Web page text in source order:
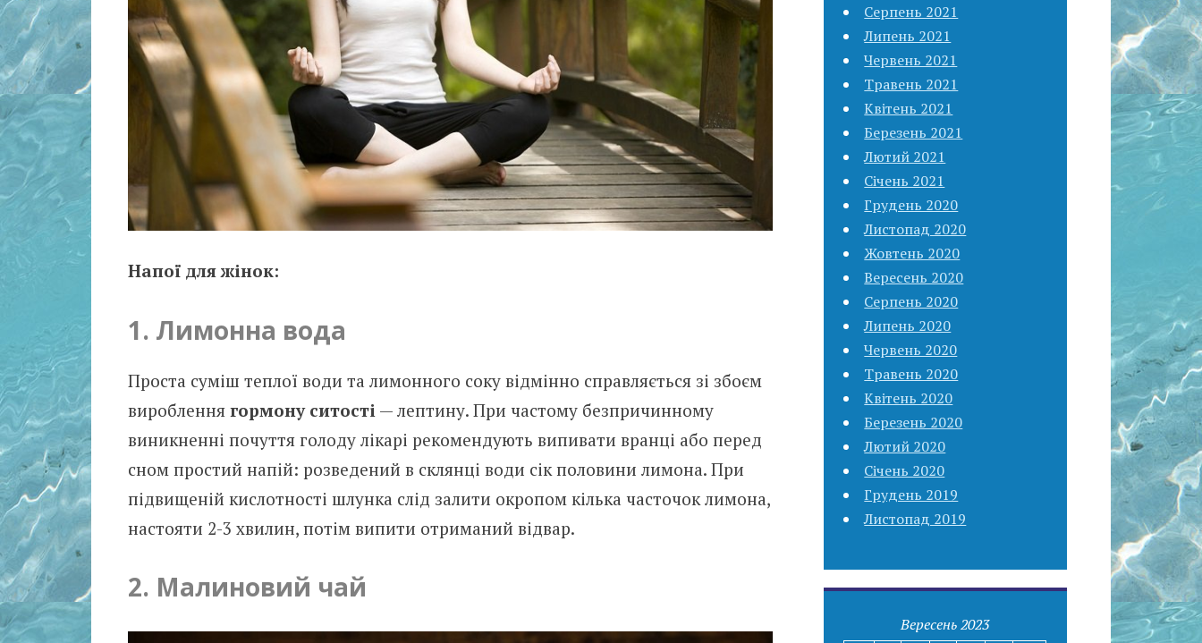
Напої для жінок:
1. Лимонна вода
Проста суміш теплої води та лимонного соку відмінно справляється зі збоєм
вироблення гормону ситості — лептину. При частому безпричинному
виникненні почуття голоду лікарі рекомендують випивати вранці або перед
сном простий напій: розведений в склянці води сік половини лимона. При
підвищеній кислотності шлунка слід залити окропом кілька часточок лимона,
настояти 2-3 хвилин, потім випити отриманий відвар.
2. Малиновий чай
Серпень 2021
Липень 2021
Червень 2021
Травень 2021
Квітень 2021
Березень 2021
Лютий 2021
Січень 2021
Грудень 2020
Листопад 2020
Жовтень 2020
Вересень 2020
Серпень 2020
Липень 2020
Червень 2020
Травень 2020
Квітень 2020
Березень 2020
Лютий 2020
Січень 2020
Грудень 2019
Листопад 2019
Вересень 2023